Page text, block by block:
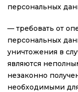
персональных
— требовать от
персональных
уничтожения в
являются
незаконно
необходимыми